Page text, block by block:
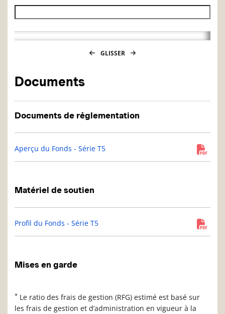
Date de fin de l’historique des VL
GLISSER
Documents
Documents de réglementation
Aperçu du Fonds - Série T5
Matériel de soutien
Profil du Fonds - Série T5
Mises en garde
* Le ratio des frais de gestion (RFG) estimé est basé sur
les frais de gestion et d’administration en vigueur à la